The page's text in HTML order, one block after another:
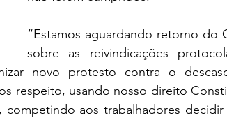
“Estamos aguardando retorno do
sobre as reivindicações
novo protesto contra o
respeito, usando nosso direito
aos trabalhadores decidir